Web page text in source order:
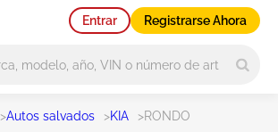
Entrar Registrarse Ahora
>Autos salvados >KIA >RONDO